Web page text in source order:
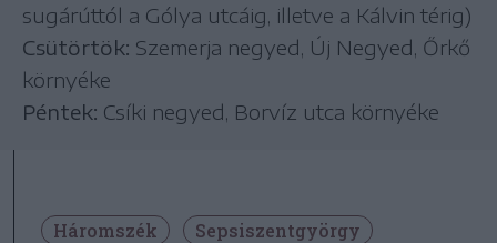
sugárúttól a Gólya utcáig, illetve a Kálvin térig)
Csütörtök: Szemerja negyed, Új Negyed, Őrkő
környéke
Péntek: Csíki negyed, Borvíz utca környéke
Háromszék Sepsiszentgyörgy